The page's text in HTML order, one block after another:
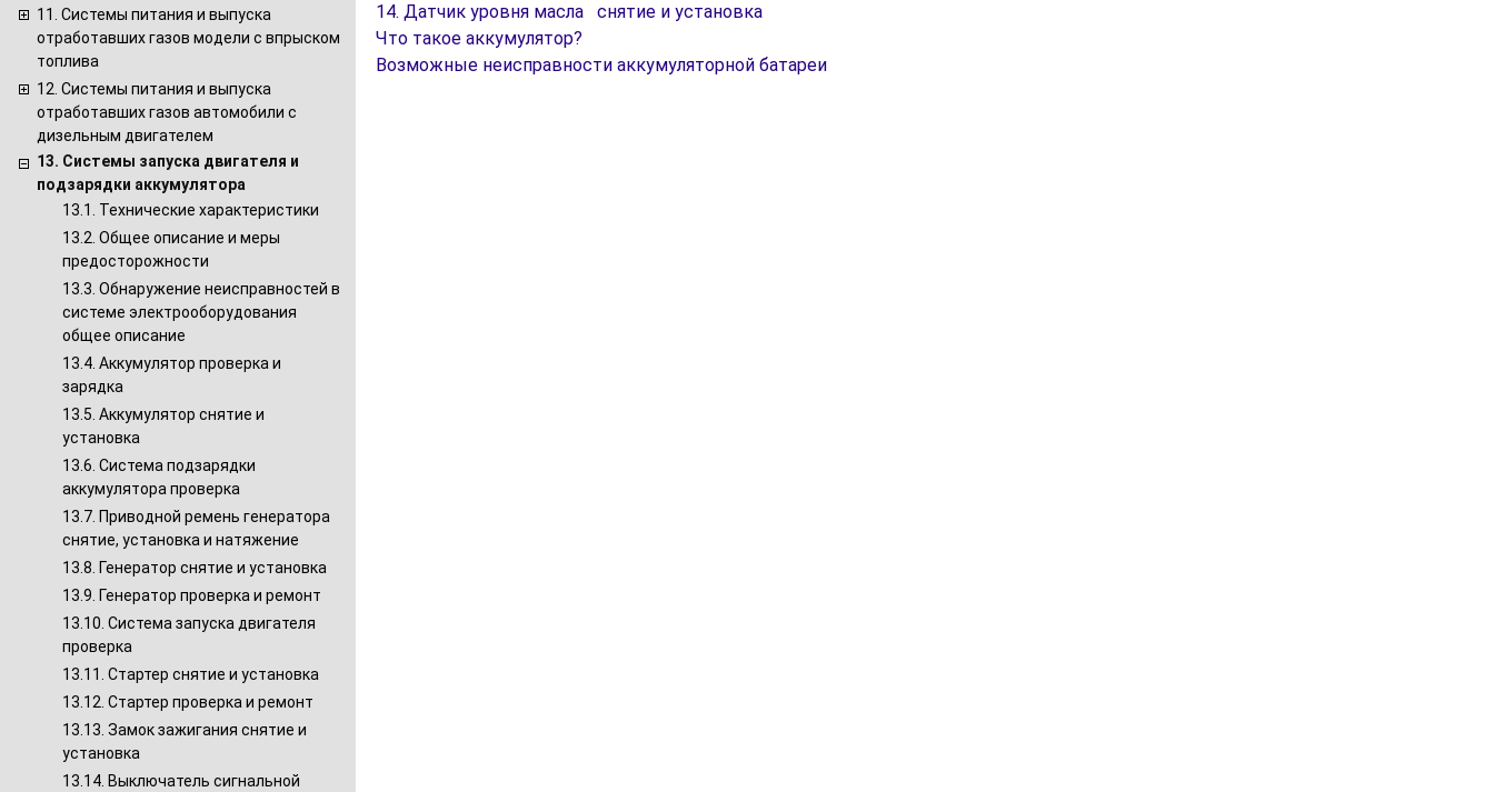
11. Системы питания и выпуска
отработавших газов модели с впрыском
топлива
12. Системы питания и выпуска
отработавших газов автомобили с
дизельным двигателем
13. Системы запуска двигателя и
подзарядки аккумулятора
13.1. Технические характеристики
13.2. Общее описание и меры
предосторожности
13.3. Обнаружение неисправностей в
системе электрооборудования
общее описание
13.4. Аккумулятор проверка и
зарядка
13.5. Аккумулятор снятие и
установка
13.6. Система подзарядки
аккумулятора проверка
13.7. Приводной ремень генератора
снятие, установка и натяжение
13.8. Генератор снятие и установка
13.9. Генератор проверка и ремонт
13.10. Система запуска двигателя
проверка
13.11. Стартер снятие и установка
13.12. Стартер проверка и ремонт
13.13. Замок зажигания снятие и
установка
13.14. Выключатель сигнальной
14. Датчик уровня масла снятие и установка
Что такое аккумулятор?
Возможные неисправности аккумуляторной батареи